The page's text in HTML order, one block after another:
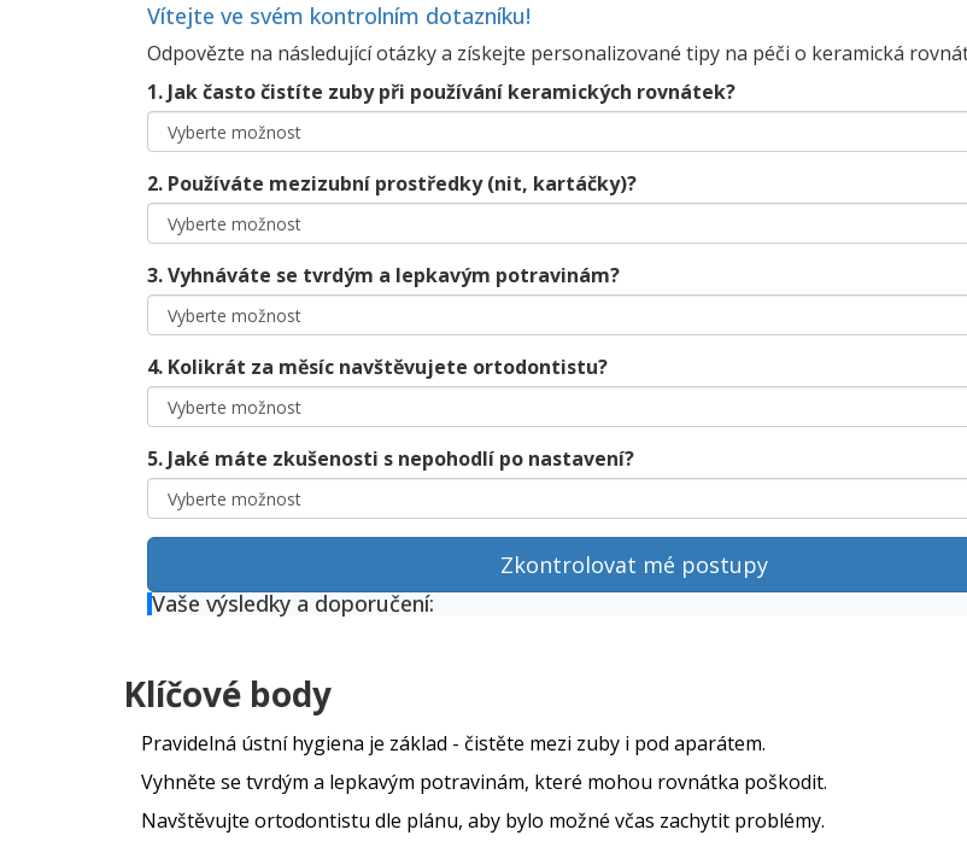
Vítejte ve svém kontrolním dotazníku!
Odpovězte na následující otázky a získejte personalizované tipy na péči o keramická
1. Jak často čistíte zuby při používání keramických rovnátek?
2. Používáte mezizubní prostředky (nit, kartáčky)?
3. Vyhnáváte se tvrdým a lepkavým potravinám?
4. Kolikrát za měsíc navštěvujete ortodontistu?
5. Jaké máte zkušenosti s nepohodlí po nastavení?
Zkontrolovat mé postupy
Vaše výsledky a doporučení:
Klíčové body
Pravidelná ústní hygiena je základ - čistěte mezi zuby i pod aparátem.
Vyhněte se tvrdým a lepkavým potravinám, které mohou rovnátka poškodit.
Navštěvujte ortodontistu dle plánu, aby bylo možné včas zachytit problémy.